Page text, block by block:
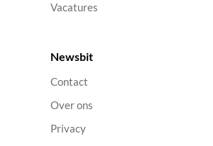
Vacatures
Newsbit
Contact
Over ons
Privacy